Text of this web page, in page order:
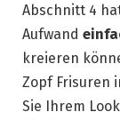
Abschnitt 4
Aufwand
kreieren
Zopf Frisuren
Sie Ihrem